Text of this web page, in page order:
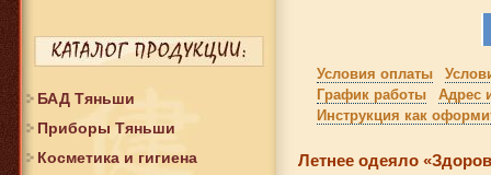
БАД Тяньши
Приборы Тяньши
Косметика и гигиена
Условия оплаты
График работы
Адрес
Инструкция как
Летнее одеяло